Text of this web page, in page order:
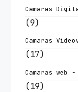
Camaras
(9)
Camaras
(17)
Camaras web -
(19)